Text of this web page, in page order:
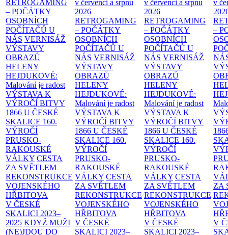
RETROGAMING
– POČÁTKY
OSOBNÍCH
POČÍTAČŮ U
NÁS VERNISÁŽ
VÝSTAVY
OBRAZŮ
HELENY
HEJDUKOVÉ:
Malování je radost
VÝSTAVA K
VÝROČÍ BITVY
1866 U ČESKÉ
SKALICE 160.
VÝROČÍ
PRUSKO-
RAKOUSKÉ
VÁLKY CESTA
ZA SVĚTLEM
REKONSTRUKCE
VOJENSKÉHO
HŘBITOVA
V ČESKÉ
SKALICI 2023–
2025 KDYŽ MUŽI
(NE)JDOU DO
v červenci a srpnu
2026
RETROGAMING
– POČÁTKY
OSOBNÍCH
POČÍTAČŮ U
NÁS VERNISÁŽ
VÝSTAVY
OBRAZŮ
HELENY
HEJDUKOVÉ:
Malování je radost
VÝSTAVA K
VÝROČÍ BITVY
1866 U ČESKÉ
SKALICE 160.
VÝROČÍ
PRUSKO-
RAKOUSKÉ
VÁLKY CESTA
ZA SVĚTLEM
REKONSTRUKCE
VOJENSKÉHO
HŘBITOVA
V ČESKÉ
SKALICI 2023–
v červenci a srpnu
2026
RETROGAMING
– POČÁTKY
OSOBNÍCH
POČÍTAČŮ U
NÁS VERNISÁŽ
VÝSTAVY
OBRAZŮ
HELENY
HEJDUKOVÉ:
Malování je radost
VÝSTAVA K
VÝROČÍ BITVY
1866 U ČESKÉ
SKALICE 160.
VÝROČÍ
PRUSKO-
RAKOUSKÉ
VÁLKY CESTA
ZA SVĚTLEM
REKONSTRUKCE
VOJENSKÉHO
HŘBITOVA
V ČESKÉ
SKALICI 2023–
v
–
ZA
V